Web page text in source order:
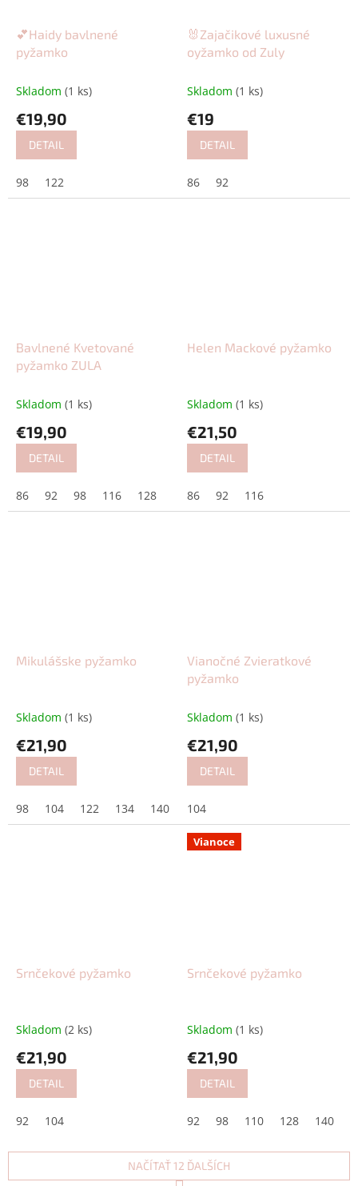
💕Haidy bavlnené
pyžamko
Skladom (1 ks)
€19,90
DETAIL
98 122
🐰Zajačikové luxusné
oyžamko od Zuly
Skladom (1 ks)
€19
DETAIL
86 92
Bavlnené Kvetované
pyžamko ZULA
Skladom (1 ks)
€19,90
DETAIL
86 92 98 116 128
Helen Mackové pyžamko
Skladom (1 ks)
€21,50
DETAIL
86 92 116
Mikulášske pyžamko
Skladom (1 ks)
€21,90
DETAIL
98 104 122 134 140
Vianočné Zvieratkové
pyžamko
Skladom (1 ks)
€21,90
DETAIL
104
Srnčekové pyžamko
Skladom (2 ks)
€21,90
DETAIL
92 104
Vianoce
Srnčekové pyžamko
Skladom (1 ks)
€21,90
DETAIL
92 98 110 128 140
NAČÍTAŤ 12 ĎALŠÍCH